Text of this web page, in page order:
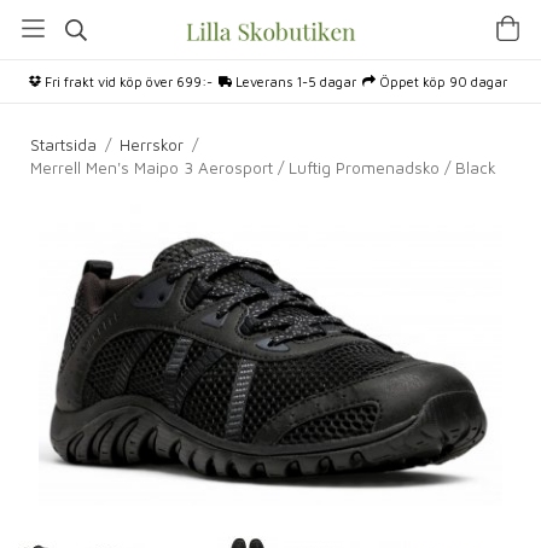
Fri frakt vid köp över 699:- Leverans 1-5 dagar Öppet köp 90 dagar
Startsida / Herrskor /
Merrell Men's Maipo 3 Aerosport / Luftig Promenadsko / Black